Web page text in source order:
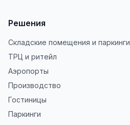
Решения
Складские помещения и паркинги
ТРЦ и ритейл
Аэропорты
Производство
Гостиницы
Паркинги